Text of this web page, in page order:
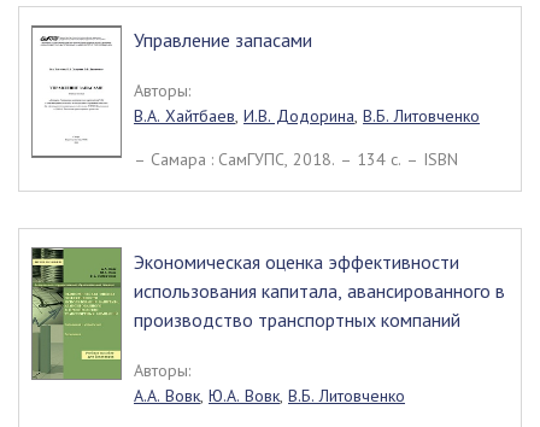
Управление запасами
Авторы:
В.А. Хайтбаев, И.В. Додорина, В.Б. Литовченко
– Самара : СамГУПС, 2018. – 134 c. – ISBN
Экономическая оценка эффективности
использования капитала, авансированного в
производство транспортных компаний
Авторы:
А.А. Вовк, Ю.А. Вовк, В.Б. Литовченко